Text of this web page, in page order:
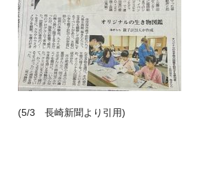
(5/3 長崎新聞より引用)